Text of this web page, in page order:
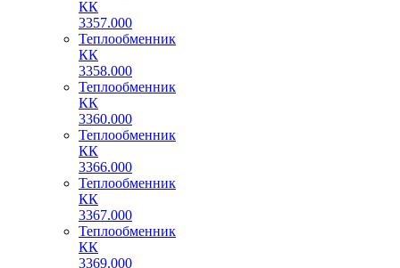
КК
3357.000
Теплообменник
КК
3358.000
Теплообменник
КК
3360.000
Теплообменник
КК
3366.000
Теплообменник
КК
3367.000
Теплообменник
КК
3369.000